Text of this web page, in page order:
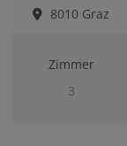
8010 Graz
Zimmer
3